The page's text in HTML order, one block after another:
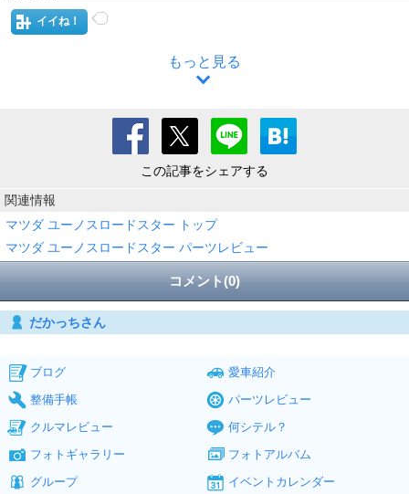
イイね！
もっと見る
この記事をシェアする
関連情報
マツダ ユーノスロードスター トップ
マツダ ユーノスロードスター パーツレビュー
コメント(0)
だかっちさん
ブログ
愛車紹介
整備手帳
パーツレビュー
クルマレビュー
何シテル？
フォトギャラリー
フォトアルバム
グループ
イベントカレンダー